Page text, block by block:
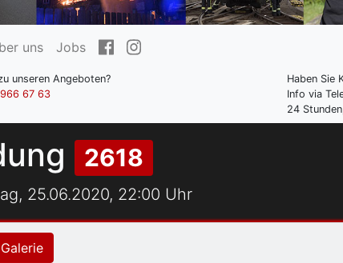
uns Jobs
unseren Angeboten?
67 63
Haben Sie
Info via
24
2618
25.06.2020, 22:00 Uhr